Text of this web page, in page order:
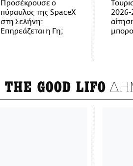
Προσέκρουσε ο
πύραυλος της SpaceX
στη Σελήνη:
Επηρεάζεται η Γη;
THE GOOD LIFO